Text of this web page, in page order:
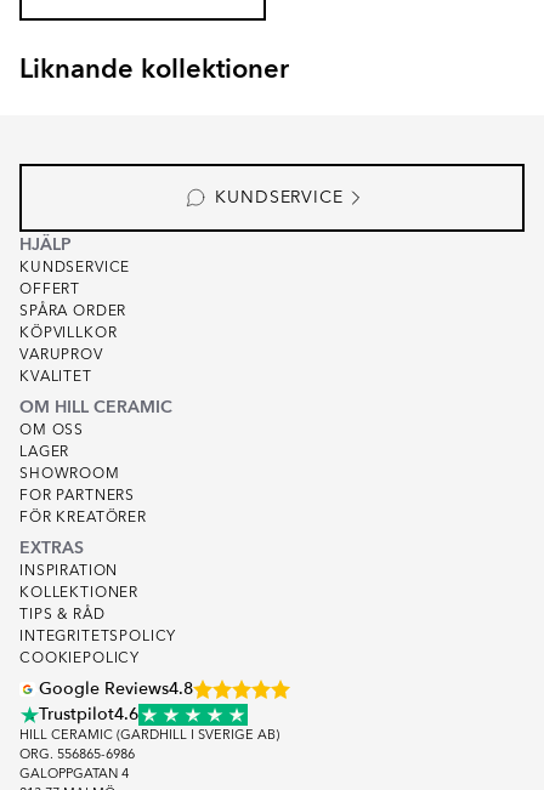
Liknande kollektioner
RENOLIA
KUNDSERVICE
HJÄLP
KUNDSERVICE
OFFERT
SPÅRA ORDER
KÖPVILLKOR
VARUPROV
KVALITET
OM HILL CERAMIC
OM OSS
LAGER
SHOWROOM
FOR PARTNERS
FÖR KREATÖRER
EXTRAS
INSPIRATION
KOLLEKTIONER
TIPS & RÅD
INTEGRITETSPOLICY
COOKIEPOLICY
Google Reviews4.8
Trustpilot4.6
HILL CERAMIC (GARDHILL I SVERIGE AB)
ORG. 556865-6986
GALOPPGATAN 4